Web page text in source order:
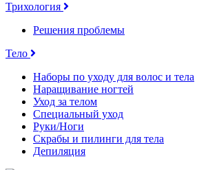
Трихология
Решения проблемы
Тело
Наборы по уходу для волос и тела
Наращивание ногтей
Уход за телом
Специальный уход
Руки/Ноги
Скрабы и пилинги для тела
Депиляция